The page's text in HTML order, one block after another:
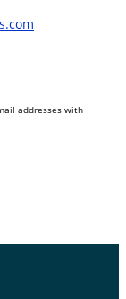
addresses with